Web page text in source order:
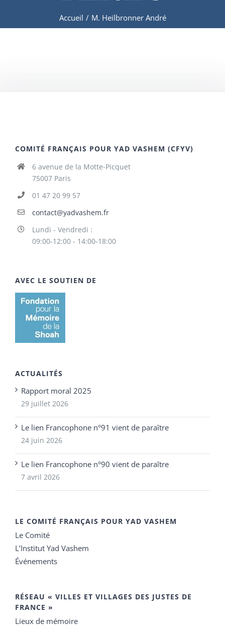
Accueil / M. Heilbronner André
COMITÉ FRANÇAIS POUR YAD VASHEM (CFYV)
6 avenue de la Motte-Picquet
75007 Paris
01 47 20 99 57
contact@yadvashem.fr
Lundi - Vendredi :
09:00-12:00 - 14:00-18:00
AVEC LE SOUTIEN DE
ACTUALITÉS
Rapport moral 2025
29 juillet 2026
Le lien Francophone n°91 vient de paraître
24 juin 2026
Le lien Francophone n°90 vient de paraître
7 avril 2026
LE COMITÉ FRANÇAIS POUR YAD VASHEM
Le Comité
L’Institut Yad Vashem
Événements
RÉSEAU « VILLES ET VILLAGES DES JUSTES DE
FRANCE »
Lieux de mémoire